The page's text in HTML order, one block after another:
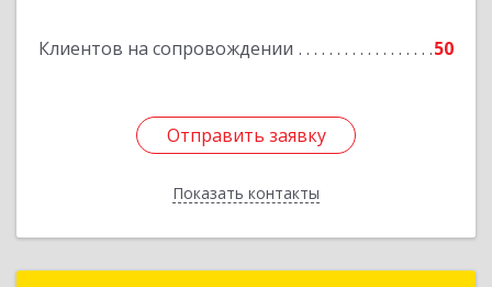
Клиентов на сопровождении 50
Отправить заявку
Показать контакты
Отправить заявку
Назад